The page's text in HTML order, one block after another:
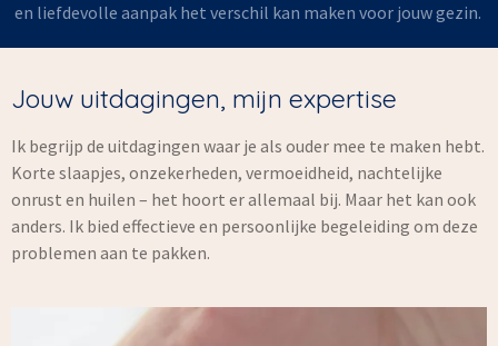
en liefdevolle aanpak het verschil kan maken voor jouw gezin.
Jouw uitdagingen, mijn expertise
Ik begrijp de uitdagingen waar je als ouder mee te maken hebt.
Korte slaapjes, onzekerheden, vermoeidheid, nachtelijke
onrust en huilen – het hoort er allemaal bij. Maar het kan ook
anders. Ik bied effectieve en persoonlijke begeleiding om deze
problemen aan te pakken.